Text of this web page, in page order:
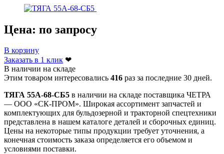
Цена: по запросу
В корзину
Заказать в 1 клик ❤
В наличии на складе
Этим товаром интересовались 416 раз за последние 30 дней.
ТЯГА 55А-68-СБ5 в наличии на складе поставщика ЧЕТРА
— ООО «СК-ПРОМ». Широкая ассортимент запчастей и
комплектующих для бульдозерной и тракторной спецтехники
представлена в нашем каталоге деталей и сборочных единиц.
Цены на некоторые типы продукции требует уточнения, а
конечная стоимость заказа определяется его объемом и
условиями поставки.